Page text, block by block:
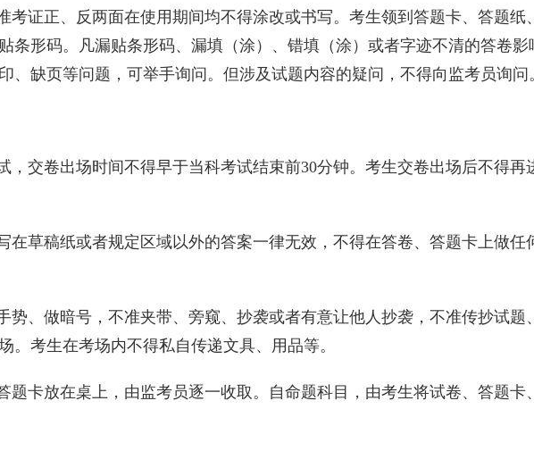
证正、反两面在使用期间均不得涂改或书写。考生领到答题卡、答题纸
形码。凡漏贴条形码、漏填（涂）、错填（涂）或者字迹不清的答卷影
缺页等问题，可举手询问。但涉及试题内容的疑问，不得向监考员询问
，交卷出场时间不得早于当科考试结束前30分钟。考生交卷出场后不得再
草稿纸或者规定区域以外的答案一律无效，不得在答卷、答题卡上做任
、做暗号，不准夹带、旁窥、抄袭或者有意让他人抄袭，不准传抄试题
考生在考场内不得私自传递文具、用品等。
卡放在桌上，由监考员逐一收取。自命题科目，由考生将试卷、答题卡